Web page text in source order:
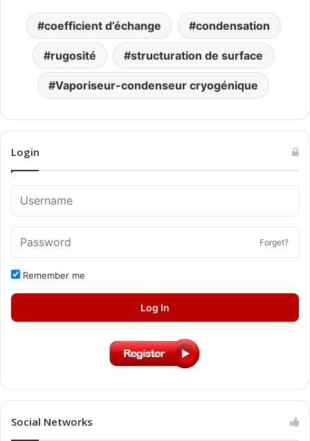
coefficient d’échange condensation
rugosité structuration de surface
Vaporiseur-condenseur cryogénique
Login
Forget?
Remember me
Log In
Social Networks